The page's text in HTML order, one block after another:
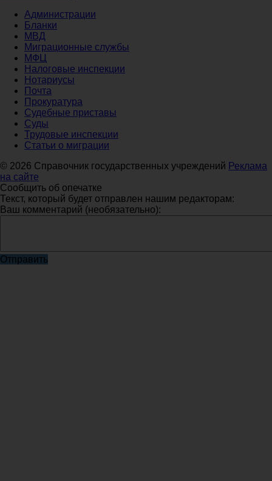
Администрации
Бланки
МВД
Миграционные службы
МФЦ
Налоговые инспекции
Нотариусы
Почта
Прокуратура
Судебные приставы
Суды
Трудовые инспекции
Статьи о миграции
© 2026 Справочник государственных учреждений Реклама
на сайте
Сообщить об опечатке
Текст, который будет отправлен нашим редакторам:
Ваш комментарий (необязательно):
Отправить